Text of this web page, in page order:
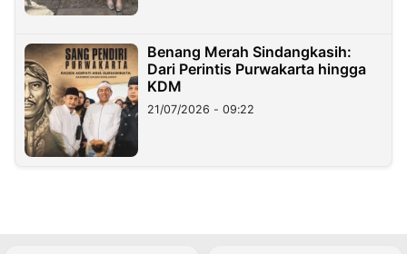
Benang Merah Sindangkasih:
Dari Perintis Purwakarta hingga
KDM
21/07/2026 - 09:22